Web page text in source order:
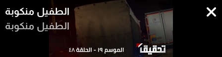
الطفيل منكوبة
الطفيل منكوبة